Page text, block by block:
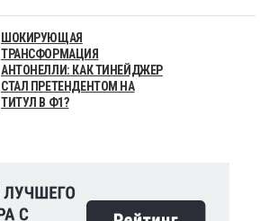
ШОКИРУЮЩАЯ
ТРАНСФОРМАЦИЯ
АНТОНЕЛЛИ: КАК ТИНЕЙДЖЕР
СТАЛ ПРЕТЕНДЕНТОМ НА
ТИТУЛ В Ф1?